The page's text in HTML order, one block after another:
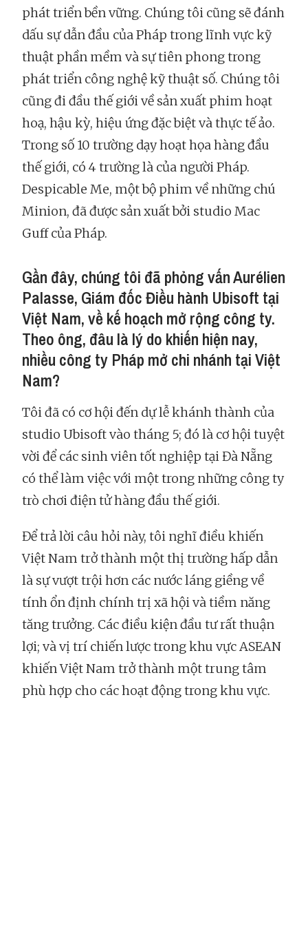
phát triển bền vững. Chúng tôi cũng sẽ đánh
dấu sự dẫn đầu của Pháp trong lĩnh vực kỹ
thuật phần mềm và sự tiên phong trong
phát triển công nghệ kỹ thuật số. Chúng tôi
cũng đi đầu thế giới về sản xuất phim hoạt
hoạ, hậu kỳ, hiệu ứng đặc biệt và thực tế ảo.
Trong số 10 trường dạy hoạt họa hàng đầu
thế giới, có 4 trường là của người Pháp.
Despicable Me, một bộ phim về những chú
Minion, đã được sản xuất bởi studio Mac
Guff của Pháp.
Gần đây, chúng tôi đã phỏng vấn Aurélien
Palasse, Giám đốc Điều hành Ubisoft tại
Việt Nam, về kế hoạch mở rộng công ty.
Theo ông, đâu là lý do khiến hiện nay,
nhiều công ty Pháp mở chi nhánh tại Việt
Nam?
Tôi đã có cơ hội đến dự lễ khánh thành của
studio Ubisoft vào tháng 5; đó là cơ hội tuyệt
vời để các sinh viên tốt nghiệp tại Đà Nẵng
có thể làm việc với một trong những công ty
trò chơi điện tử hàng đầu thế giới.
Để trả lời câu hỏi này, tôi nghĩ điều khiến
Việt Nam trở thành một thị trường hấp dẫn
là sự vượt trội hơn các nước láng giềng về
tính ổn định chính trị xã hội và tiềm năng
tăng trưởng. Các điều kiện đầu tư rất thuận
lợi; và vị trí chiến lược trong khu vực ASEAN
khiến Việt Nam trở thành một trung tâm
phù hợp cho các hoạt động trong khu vực.